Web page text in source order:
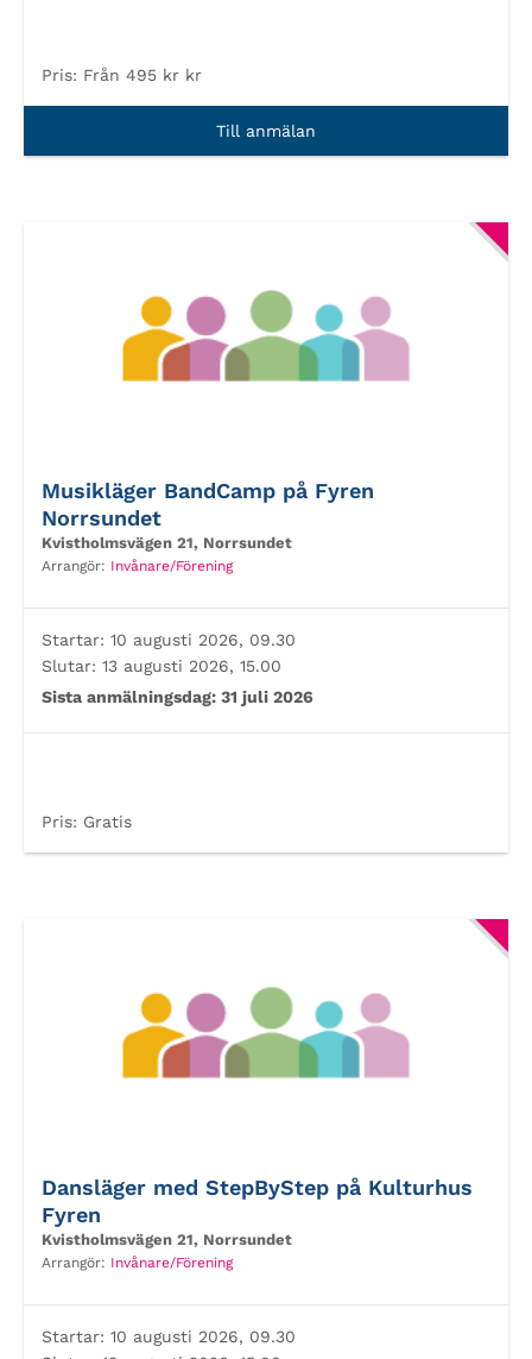
Pris: Från 495 kr kr
Till anmälan
Musikläger BandCamp på Fyren
Norrsundet
Kvistholmsvägen 21, Norrsundet
Arrangör: Invånare/Förening
Startar: 10 augusti 2026, 09.30
Slutar: 13 augusti 2026, 15.00
Sista anmälningsdag: 31 juli 2026
Pris: Gratis
Dansläger med StepByStep på Kulturhus
Fyren
Kvistholmsvägen 21, Norrsundet
Arrangör: Invånare/Förening
Startar: 10 augusti 2026, 09.30